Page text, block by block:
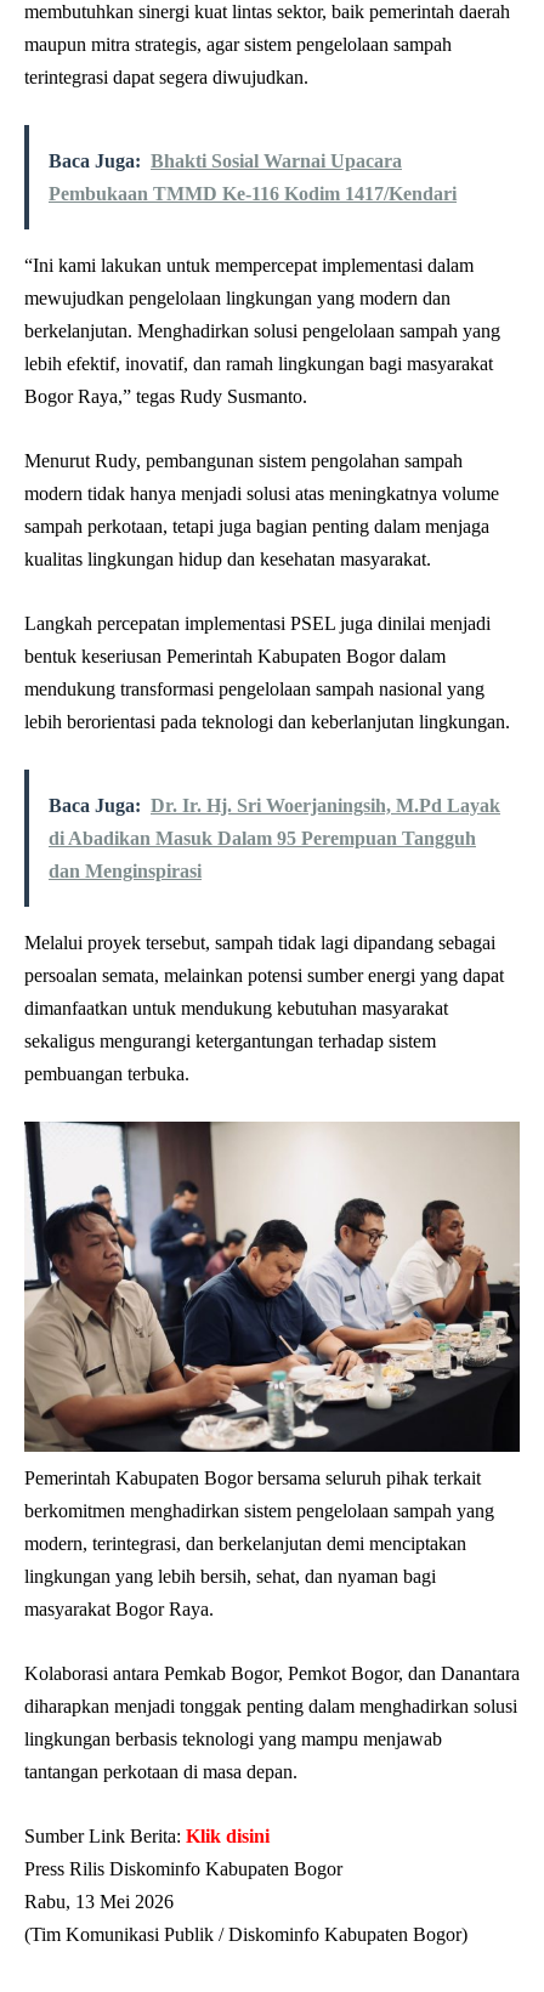
membutuhkan sinergi kuat lintas sektor, baik pemerintah daerah
maupun mitra strategis, agar sistem pengelolaan sampah
terintegrasi dapat segera diwujudkan.
Baca Juga: Bhakti Sosial Warnai Upacara
Pembukaan TMMD Ke-116 Kodim 1417/Kendari
“Ini kami lakukan untuk mempercepat implementasi dalam
mewujudkan pengelolaan lingkungan yang modern dan
berkelanjutan. Menghadirkan solusi pengelolaan sampah yang
lebih efektif, inovatif, dan ramah lingkungan bagi masyarakat
Bogor Raya,” tegas Rudy Susmanto.
Menurut Rudy, pembangunan sistem pengolahan sampah
modern tidak hanya menjadi solusi atas meningkatnya volume
sampah perkotaan, tetapi juga bagian penting dalam menjaga
kualitas lingkungan hidup dan kesehatan masyarakat.
Langkah percepatan implementasi PSEL juga dinilai menjadi
bentuk keseriusan Pemerintah Kabupaten Bogor dalam
mendukung transformasi pengelolaan sampah nasional yang
lebih berorientasi pada teknologi dan keberlanjutan lingkungan.
Baca Juga: Dr. Ir. Hj. Sri Woerjaningsih, M.Pd Layak
di Abadikan Masuk Dalam 95 Perempuan Tangguh
dan Menginspirasi
Melalui proyek tersebut, sampah tidak lagi dipandang sebagai
persoalan semata, melainkan potensi sumber energi yang dapat
dimanfaatkan untuk mendukung kebutuhan masyarakat
sekaligus mengurangi ketergantungan terhadap sistem
pembuangan terbuka.
Pemerintah Kabupaten Bogor bersama seluruh pihak terkait
berkomitmen menghadirkan sistem pengelolaan sampah yang
modern, terintegrasi, dan berkelanjutan demi menciptakan
lingkungan yang lebih bersih, sehat, dan nyaman bagi
masyarakat Bogor Raya.
Kolaborasi antara Pemkab Bogor, Pemkot Bogor, dan Danantara
diharapkan menjadi tonggak penting dalam menghadirkan solusi
lingkungan berbasis teknologi yang mampu menjawab
tantangan perkotaan di masa depan.
Sumber Link Berita: Klik disini
Press Rilis Diskominfo Kabupaten Bogor
Rabu, 13 Mei 2026
(Tim Komunikasi Publik / Diskominfo Kabupaten Bogor)